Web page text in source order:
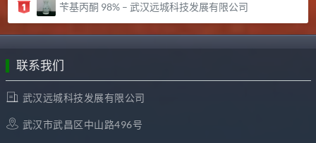
苄基丙酮 98% – 武汉远城科技发展有限公司
联系我们
武汉远城科技发展有限公司
武汉市武昌区中山路496号